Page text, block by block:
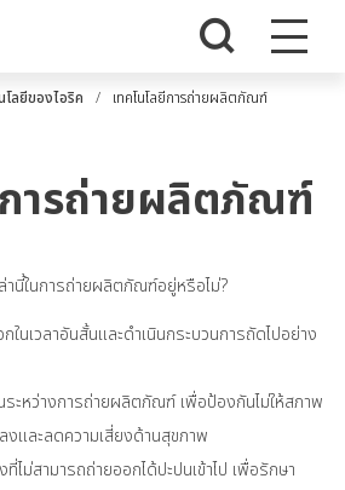
โลยีของไอริค เทคโนโลยีการถ่ายผลิตภัณฑ์
การถ่ายผลิตภัณฑ์
นี้ในการถ่ายผลิตภัณฑ์อยู่หรือไม่?
นเวลาอันสั้นและดำเนินกระบวนการถัดไปอย่าง
ะหว่างการถ่ายผลิตภัณฑ์ เพื่อป้องกันไม่ให้สภาพ
งและลดความเสี่ยงด้านสุขภาพ
ม่สามารถถ่ายออกได้ปะปนเข้าไป เพื่อรักษา